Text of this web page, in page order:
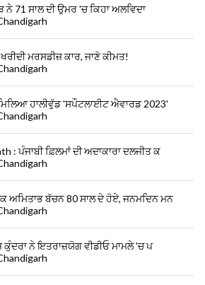
71 ਸਾਲ ਦੀ ਉਮਰ 'ਚ ਕਿਹਾ ਅਲਵਿਦਾ
ਮਰਸਡੀਜ਼ ਕਾਰ, ਜਾਣੋ ਕੀਮਤ!
ਹਾਲੀਵੁੱਡ 'ਸਪੌਟਲਾਈਟ ਐਵਾਰਡ 2023'
: ਪੰਜਾਬੀ ਫ਼ਿਲਮਾਂ ਦੀ ਅਦਾਕਾਰਾ ਦਲਜੀਤ ਕ
ਅਮਿਤਾਭ ਬੱਚਨ 80 ਸਾਲ ਦੇ ਹੋਏ, ਜਨਮਦਿਨ ਮਨ
ਕੁੰਦਰਾ ਨੇ ਇਤਰਾਜ਼ਯੋਗ ਵੀਡੀਓ ਮਾਮਲੇ 'ਚ ਪ